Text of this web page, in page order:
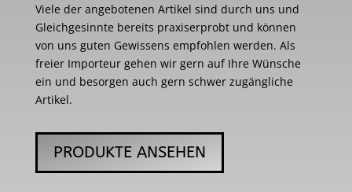
Viele der angebotenen Artikel sind durch uns und
Gleichgesinnte bereits praxiserprobt und können
von uns guten Gewissens empfohlen werden. Als
freier Importeur gehen wir gern auf Ihre Wünsche
ein und besorgen auch gern schwer zugängliche
Artikel.
PRODUKTE ANSEHEN